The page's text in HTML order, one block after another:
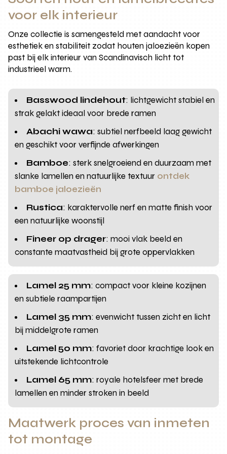
voor elk interieur
Onze collectie is samengesteld met aandacht voor
esthetiek en stabiliteit zodat houten jaloezieën kopen
past bij elk interieur van Scandinavisch licht tot
industrieel warm.
Basswood lindehout: lichtgewicht stabiel en
strak gelakt ideaal voor brede ramen
Abachi wawa: subtiel nerfbeeld laag gewicht
en geschikt voor verfijnde afwerkingen
Bamboe: sterk snelgroeiend en duurzaam met
slanke lamellen en natuurlijke textuur ontdek
bamboe jaloezieën
Rustica: karaktervolle nerf en matte finish voor
een natuurlijke woonstijl
Fineer op drager: mooi vlak beeld en
constante maatvastheid bij grote oppervlakken
Lamel 25 mm: compact voor kleine kozijnen
en subtiele raampartijen
Lamel 35 mm: evenwicht tussen zicht en licht
bij middelgrote ramen
Lamel 50 mm: favoriet door krachtige look en
uitstekende lichtcontrole
Lamel 65 mm: royale hotelsfeer met brede
lamellen en minder stroken in beeld
Maatwerk proces van inmeten
tot montage